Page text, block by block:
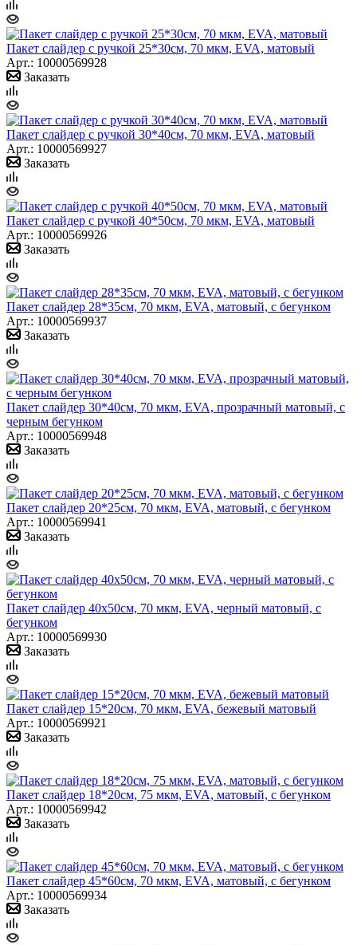
Пакет слайдер с ручкой 25*30см, 70 мкм, EVA, матовый
Арт.: 10000569928
Заказать
Пакет слайдер с ручкой 30*40см, 70 мкм, EVA, матовый
Арт.: 10000569927
Заказать
Пакет слайдер с ручкой 40*50см, 70 мкм, EVA, матовый
Арт.: 10000569926
Заказать
Пакет слайдер 28*35см, 70 мкм, EVA, матовый, с бегунком
Арт.: 10000569937
Заказать
Пакет слайдер 30*40см, 70 мкм, EVA, прозрачный матовый, с
черным бегунком
Арт.: 10000569948
Заказать
Пакет слайдер 20*25см, 70 мкм, EVA, матовый, с бегунком
Арт.: 10000569941
Заказать
Пакет слайдер 40х50см, 70 мкм, EVA, черный матовый, с
бегунком
Арт.: 10000569930
Заказать
Пакет слайдер 15*20см, 70 мкм, EVA, бежевый матовый
Арт.: 10000569921
Заказать
Пакет слайдер 18*20см, 75 мкм, EVA, матовый, с бегунком
Арт.: 10000569942
Заказать
Пакет слайдер 45*60см, 70 мкм, EVA, матовый, с бегунком
Арт.: 10000569934
Заказать